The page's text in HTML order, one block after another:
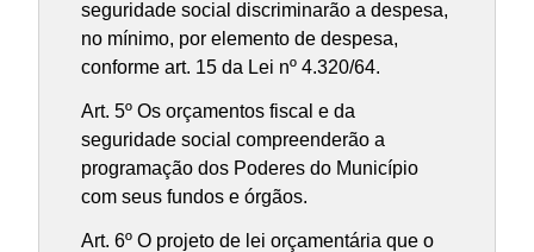
seguridade social discriminarão a despesa,
no mínimo, por elemento de despesa,
conforme art. 15 da Lei nº 4.320/64.
Art. 5º Os orçamentos fiscal e da
seguridade social compreenderão a
programação dos Poderes do Município
com seus fundos e órgãos.
Art. 6º O projeto de lei orçamentária que o